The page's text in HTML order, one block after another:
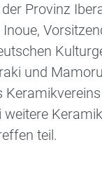
Provinz
und
weitere
teil.